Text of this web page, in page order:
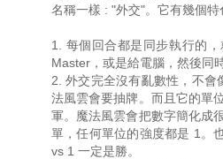
名稱一樣 : "外交"。它有幾個特
1. 每個回合都是同步執行的
Master，或是給電腦，然後同
2. 外交完全沒有亂數性，不會
法風雲會要抽牌。而且它的單
軍。魔法風雲會把數字簡化成
單，任何單位的強度都是 1。
vs 1 一定是勝。